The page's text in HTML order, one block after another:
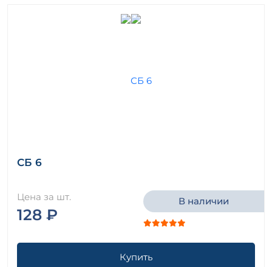
СБ 6
Цена за шт.
128 ₽
В наличии
Купить